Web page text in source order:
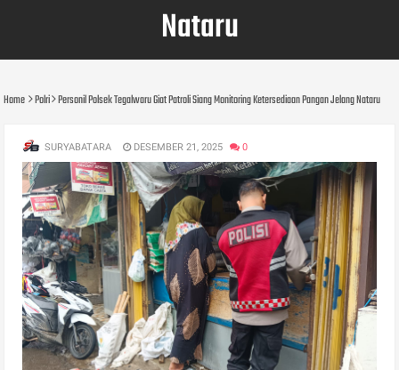
Nataru
Home Polri Personil Polsek Tegalwaru Giat Patroli Siang Monitoring Ketersediaan Pangan Jelang Nataru
SURYABATARA DESEMBER 21, 2025 0